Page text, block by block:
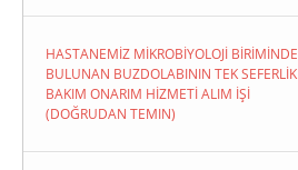
HASTANEMİZ MİKROBİYOLOJİ BİRİMİNDE
BULUNAN BUZDOLABININ TEK SEFERLİK
BAKIM ONARIM HİZMETİ ALIM İŞİ
(DOĞRUDAN TEMIN)